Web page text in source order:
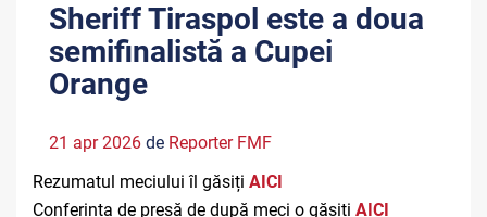
Sheriff Tiraspol este a doua
semifinalistă a Cupei
Orange
21 apr 2026 de Reporter FMF
Rezumatul meciului îl găsiți AICI
Conferința de presă de după meci o găsiți AICI